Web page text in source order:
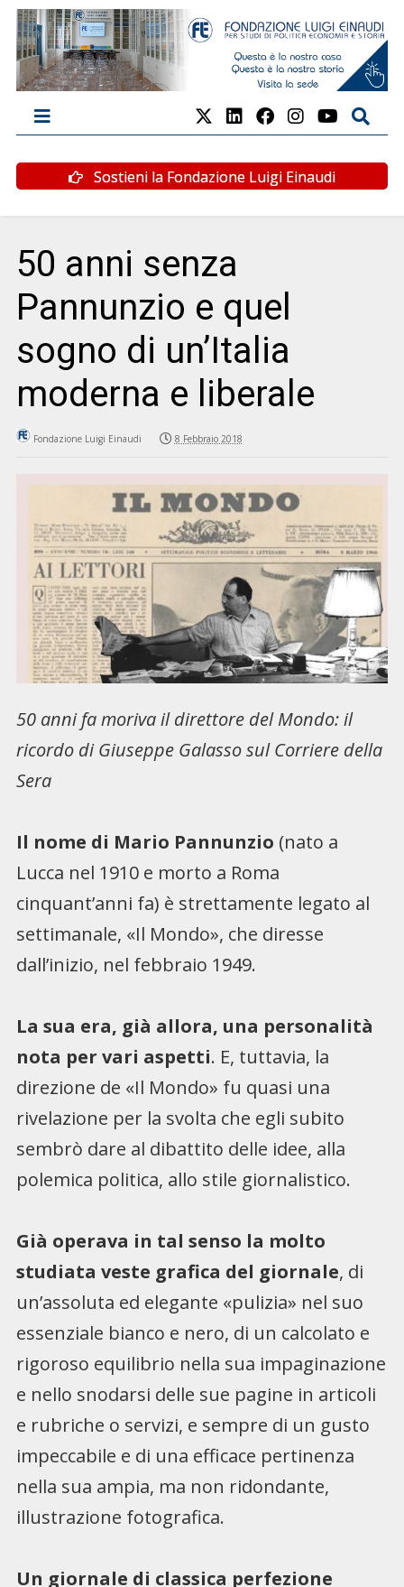
Sostieni la Fondazione Luigi Einaudi
50 anni senza
Pannunzio e quel
sogno di un’Italia
moderna e liberale
Fondazione Luigi Einaudi 8 Febbraio 2018
50 anni fa moriva il direttore del Mondo: il
ricordo di Giuseppe Galasso sul Corriere della
Sera
Il nome di Mario Pannunzio (nato a
Lucca nel 1910 e morto a Roma
cinquant’anni fa) è strettamente legato al
settimanale, «Il Mondo», che diresse
dall’inizio, nel febbraio 1949.
La sua era, già allora, una personalità
nota per vari aspetti. E, tuttavia, la
direzione de «Il Mondo» fu quasi una
rivelazione per la svolta che egli subito
sembrò dare al dibattito delle idee, alla
polemica politica, allo stile giornalistico.
Già operava in tal senso la molto
studiata veste grafica del giornale, di
un’assoluta ed elegante «pulizia» nel suo
essenziale bianco e nero, di un calcolato e
rigoroso equilibrio nella sua impaginazione
e nello snodarsi delle sue pagine in articoli
e rubriche o servizi, e sempre di un gusto
impeccabile e di una efficace pertinenza
nella sua ampia, ma non ridondante,
illustrazione fotografica.
Un giornale di classica perfezione